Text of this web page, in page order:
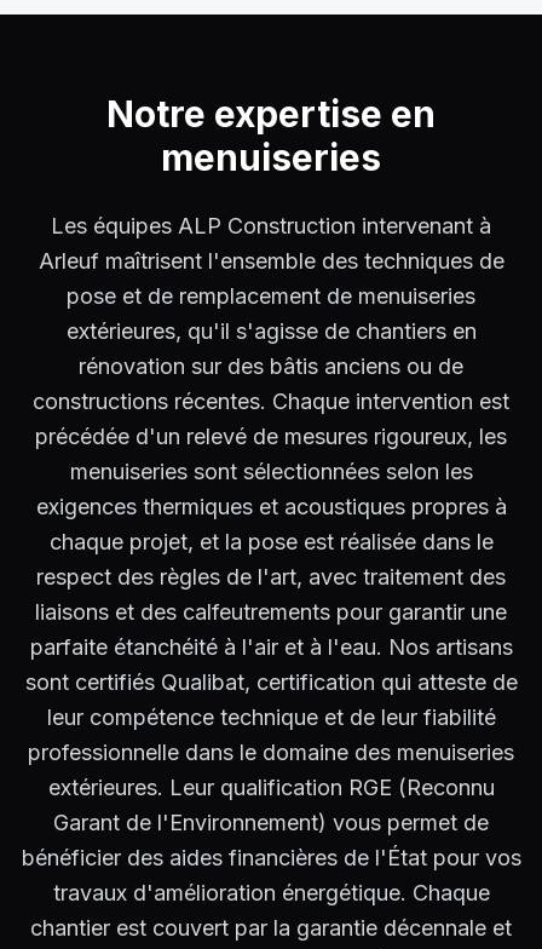
Notre expertise en
menuiseries
Les équipes ALP Construction intervenant à
Arleuf maîtrisent l'ensemble des techniques de
pose et de remplacement de menuiseries
extérieures, qu'il s'agisse de chantiers en
rénovation sur des bâtis anciens ou de
constructions récentes. Chaque intervention est
précédée d'un relevé de mesures rigoureux, les
menuiseries sont sélectionnées selon les
exigences thermiques et acoustiques propres à
chaque projet, et la pose est réalisée dans le
respect des règles de l'art, avec traitement des
liaisons et des calfeutrements pour garantir une
parfaite étanchéité à l'air et à l'eau. Nos artisans
sont certifiés Qualibat, certification qui atteste de
leur compétence technique et de leur fiabilité
professionnelle dans le domaine des menuiseries
extérieures. Leur qualification RGE (Reconnu
Garant de l'Environnement) vous permet de
bénéficier des aides financières de l'État pour vos
travaux d'amélioration énergétique. Chaque
chantier est couvert par la garantie décennale et